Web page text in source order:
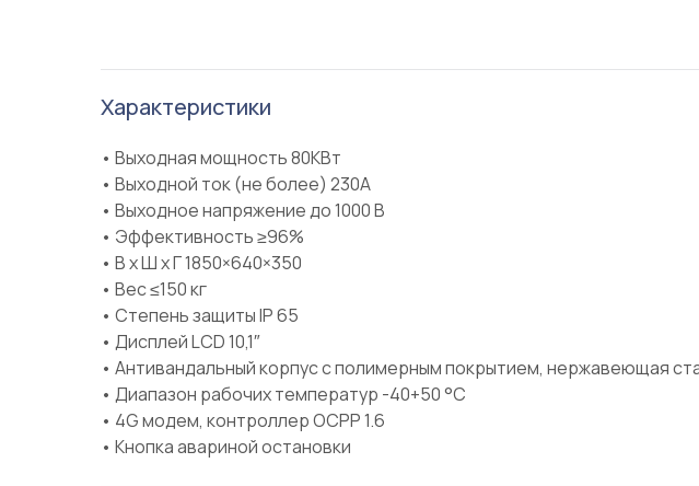
Характеристики
• Выходная мощность 80КВт
• Выходной ток (не более) 230А
• Выходное напряжение до 1000 В
• Эффективность ≥96%
• В х Ш х Г 1850×640×350
• Вес ≤150 кг
• Степень защиты IP 65
• Дисплей LCD 10,1″
• Антивандальный корпус с полимерным покрытием, нержавеющая
• Диапазон рабочих температур -40+50 °C
• 4G модем, контроллер OCPP 1.6
• Кнопка авариной остановки